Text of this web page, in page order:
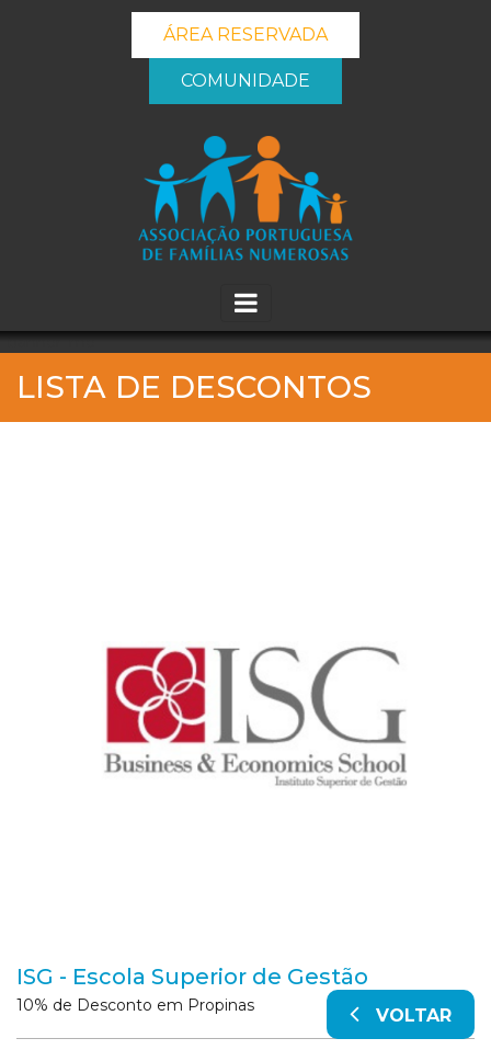
ÁREA RESERVADA
COMUNIDADE
_banner_me_
LISTA DE DESCONTOS
ISG - Escola Superior de Gestão
VOLTAR
10% de Desconto em Propinas